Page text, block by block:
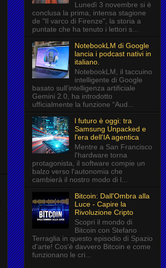
Lunedì 3 novembre si è
conclusa la prima, intensa stagione
de "Il varco di Firenze", la storia a
puntate che ha tenuto i lettori s...
NotebookLM di Google
lancia i podcast nativi in
italiano.
NotebookLM, il taccuino
intelligente di Google
basato sull’intelligenza artificiale
Gemini 2.0, ha introdotto
ufficialmente la funzione “Aud...
l futuro è oggi: tra
Samsung Unpacked e
l'era dell'IA agentica
Mentre a San Francisco
l'hardware torna
protagonista, il software compie un
balzo verso l'autonomia che
cambierà il nostro modo di l...
Bitcoin: Dall'Ombra alla
Luce - Capire la
Rivoluzione Cripto
Scopri il mondo di
Bitcoin con Stefano
Terraglia in questo episodio di Spazio
d'arte! Cos'è davvero Bitcoin e come
funzionano le cri...